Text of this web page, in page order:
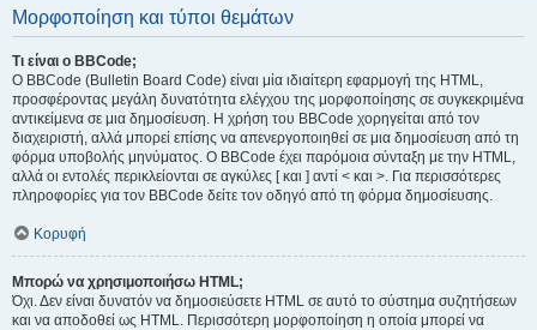
Μορφοποίηση και τύποι θεμάτων
Τι είναι ο BBCode;
Ο BBCode (Bulletin Board Code) είναι μία ιδιαίτερη εφαρμογή της HTML,
προσφέροντας μεγάλη δυνατότητα ελέγχου της μορφοποίησης σε συγκεκριμένα
αντικείμενα σε μια δημοσίευση. Η χρήση του BBCode χορηγείται από τον
διαχειριστή, αλλά μπορεί επίσης να απενεργοποιηθεί σε μια δημοσίευση από τη
φόρμα υποβολής μηνύματος. Ο BBCode έχει παρόμοια σύνταξη με την HTML,
αλλά οι εντολές περικλείονται σε αγκύλες [ και ] αντί < και >. Για περισσότερες
πληροφορίες για τον BBCode δείτε τον οδηγό από τη φόρμα δημοσίευσης.
Κορυφή
Μπορώ να χρησιμοποιήσω HTML;
Όχι. Δεν είναι δυνατόν να δημοσιεύσετε HTML σε αυτό το σύστημα συζητήσεων
και να αποδοθεί ως HTML. Περισσότερη μορφοποίηση η οποία μπορεί να